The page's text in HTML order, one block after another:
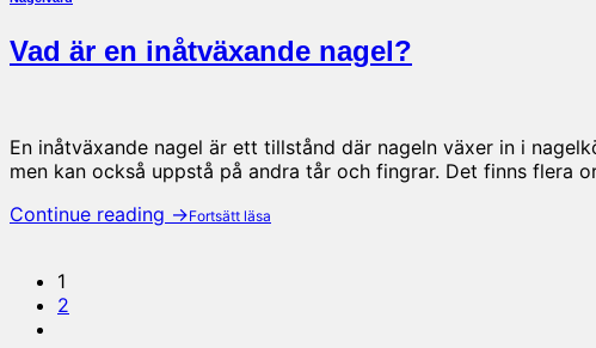
Vad är en inåtväxande nagel?
En inåtväxande nagel är ett tillstånd där nageln växer in i
men kan också uppstå på andra tår och fingrar. Det finns flera
Continue reading →
1
2